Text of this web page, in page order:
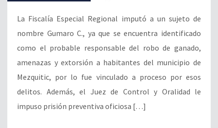
La Fiscalía Especial Regional imputó a un sujeto de
nombre Gumaro C., ya que se encuentra identificado
como el probable responsable del robo de ganado,
amenazas y extorsión a habitantes del municipio de
Mezquitic, por lo fue vinculado a proceso por esos
delitos. Además, el Juez de Control y Oralidad le
impuso prisión preventiva oficiosa […]